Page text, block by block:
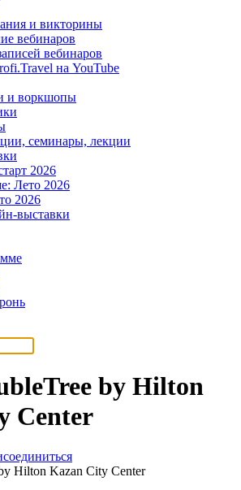
и викторины
вебинаров
вебинаров
на YouTube
и воркшопы
семинары, лекции
2026
Лето 2026
2026
выставки
by Hilton
Center